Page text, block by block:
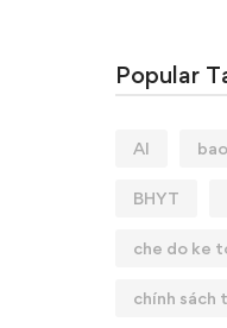
Popular
AI
BHYT
che do ke
chính sách